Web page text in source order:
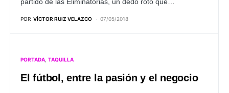
POR VÍCTOR RUIZ VELAZCO 07/05/2018
PORTADA TAQUILLA
El fútbol, entre la pasión y el negocio